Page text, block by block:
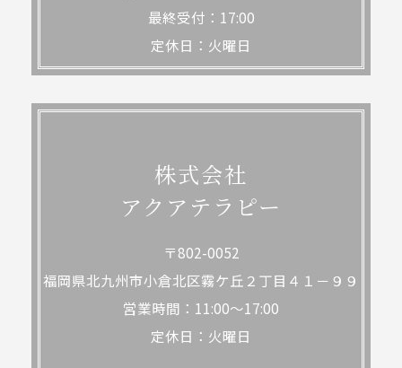
最終受付：17:00
定休日：火曜日
株式会社
アクアテラピー
〒802-0052
福岡県北九州市小倉北区霧ケ丘２丁目４１－９９
営業時間：11:00～17:00
定休日：火曜日